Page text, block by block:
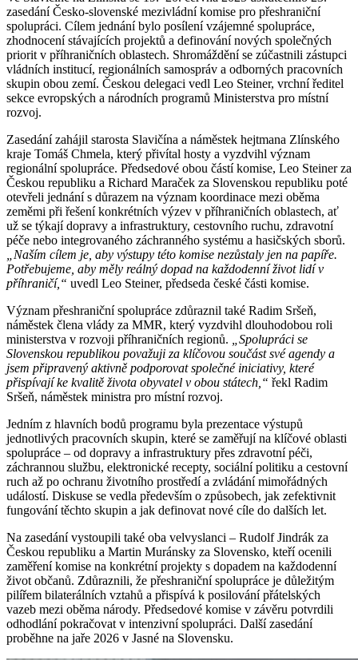
zasedání Česko-slovenské mezivládní komise pro přeshraniční
spolupráci. Cílem jednání bylo posílení vzájemné spolupráce,
zhodnocení stávajících projektů a definování nových společných
priorit v příhraničních oblastech. Shromáždění se zúčastnili zástupci
vládních institucí, regionálních samospráv a odborných pracovních
skupin obou zemí. Českou delegaci vedl Leo Steiner, vrchní ředitel
sekce evropských a národních programů Ministerstva pro místní
rozvoj.
Zasedání zahájil starosta Slavičína a náměstek hejtmana Zlínského
kraje Tomáš Chmela, který přivítal hosty a vyzdvihl význam
regionální spolupráce. Předsedové obou částí komise, Leo Steiner za
Českou republiku a Richard Maraček za Slovenskou republiku poté
otevřeli jednání s důrazem na význam koordinace mezi oběma
zeměmi při řešení konkrétních výzev v příhraničních oblastech, ať
už se týkají dopravy a infrastruktury, cestovního ruchu, zdravotní
péče nebo integrovaného záchranného systému a hasičských sborů.
„Naším cílem je, aby výstupy této komise nezůstaly jen na papíře.
Potřebujeme, aby měly reálný dopad na každodenní život lidí v
příhraničí,“ uvedl Leo Steiner, předseda české části komise.
Význam přeshraniční spolupráce zdůraznil také Radim Sršeň,
náměstek člena vlády za MMR, který vyzdvihl dlouhodobou roli
ministerstva v rozvoji příhraničních regionů.
„Spolupráci se
Slovenskou republikou považuji za klíčovou součást své agendy a
jsem připravený aktivně podporovat společné iniciativy, které
přispívají ke kvalitě života obyvatel v obou státech,“ řekl Radim
Sršeň, náměstek ministra pro místní rozvoj.
Jedním z hlavních bodů programu byla prezentace výstupů
jednotlivých pracovních skupin, které se zaměřují na klíčové oblasti
spolupráce – od dopravy a infrastruktury přes zdravotní péči,
záchrannou službu, elektronické recepty, sociální politiku a cestovní
ruch až po ochranu životního prostředí a zvládání mimořádných
událostí. Diskuse se vedla především o způsobech, jak zefektivnit
fungování těchto skupin a jak definovat nové cíle do dalších let.
Na zasedání vystoupili také oba velvyslanci – Rudolf Jindrák za
Českou republiku a Martin Muránsky za Slovensko, kteří ocenili
zaměření komise na konkrétní projekty s dopadem na každodenní
život občanů. Zdůraznili, že přeshraniční spolupráce je důležitým
pilířem bilaterálních vztahů a přispívá k posilování přátelských
vazeb mezi oběma národy. Předsedové komise v závěru potvrdili
odhodlání pokračovat v intenzivní spolupráci. Další zasedání
proběhne na jaře 2026 v Jasné na Slovensku.